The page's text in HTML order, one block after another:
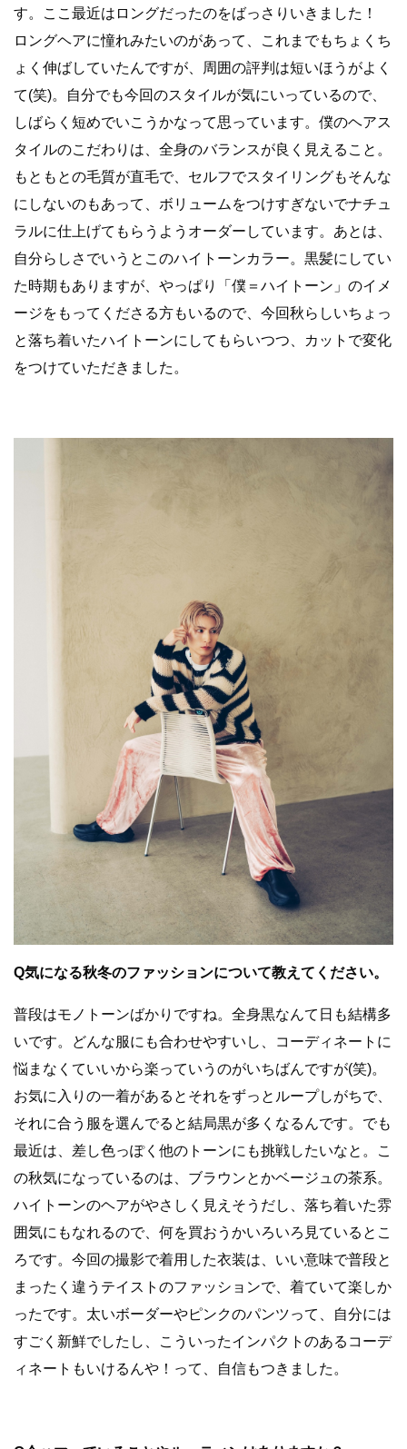
す。ここ最近はロングだったのをばっさりいきました！
ロングヘアに憧れみたいのがあって、これまでもちょくち
ょく伸ばしていたんですが、周囲の評判は短いほうがよく
て(笑)。自分でも今回のスタイルが気にいっているので、
しばらく短めでいこうかなって思っています。僕のヘアス
タイルのこだわりは、全身のバランスが良く見えること。
もともとの毛質が直毛で、セルフでスタイリングもそんな
にしないのもあって、ボリュームをつけすぎないでナチュ
ラルに仕上げてもらうようオーダーしています。あとは、
自分らしさでいうとこのハイトーンカラー。黒髪にしてい
た時期もありますが、やっぱり「僕＝ハイトーン」のイメ
ージをもってくださる方もいるので、今回秋らしいちょっ
と落ち着いたハイトーンにしてもらいつつ、カットで変化
をつけていただきました。
Q気になる秋冬のファッションについて教えてください。
普段はモノトーンばかりですね。全身黒なんて日も結構多
いです。どんな服にも合わせやすいし、コーディネートに
悩まなくていいから楽っていうのがいちばんですが(笑)。
お気に入りの一着があるとそれをずっとループしがちで、
それに合う服を選んでると結局黒が多くなるんです。でも
最近は、差し色っぽく他のトーンにも挑戦したいなと。こ
の秋気になっているのは、ブラウンとかベージュの茶系。
ハイトーンのヘアがやさしく見えそうだし、落ち着いた雰
囲気にもなれるので、何を買おうかいろいろ見ているとこ
ろです。今回の撮影で着用した衣装は、いい意味で普段と
まったく違うテイストのファッションで、着ていて楽しか
ったです。太いボーダーやピンクのパンツって、自分には
すごく新鮮でしたし、こういったインパクトのあるコーデ
ィネートもいけるんや！って、自信もつきました。